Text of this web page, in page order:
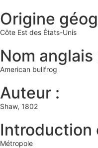
Origine
Côte Est des États-Unis
Nom anglais
American bullfrog
Auteur :
Shaw, 1802
Introduction
Métropole